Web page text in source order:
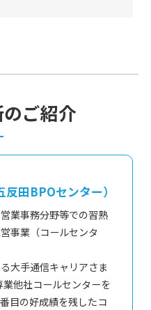
ご紹介
田BPOセンター）
業事務分野等での習熟
事業（コールセンタ
大手通信キャリアさま
他社コールセンターを
目の好成績を残したコ